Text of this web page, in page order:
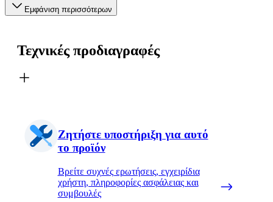
Εμφάνιση περισσότερων
Τεχνικές προδιαγραφές
Ζητήστε υποστήριξη για αυτό
το προϊόν
Βρείτε συχνές ερωτήσεις, εγχειρίδια
χρήστη, πληροφορίες ασφάλειας και
συμβουλές